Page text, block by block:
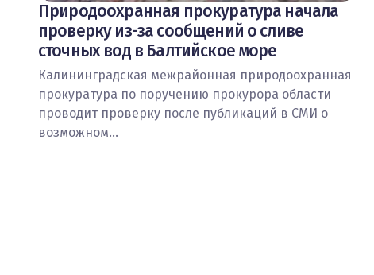
Природоохранная прокуратура начала
проверку из-за сообщений о сливе
сточных вод в Балтийское море
Калининградская межрайонная природоохранная
прокуратура по поручению прокурора области
проводит проверку после публикаций в СМИ о
возможном…